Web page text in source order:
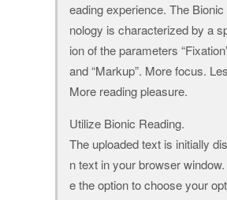
eading experience. The
nology is characterized by a
ion of the parameters
and “Markup”. More focus.
More reading pleasure.
Utilize Bionic Reading.
The uploaded text is initially
n text in your browser
e the option to choose your